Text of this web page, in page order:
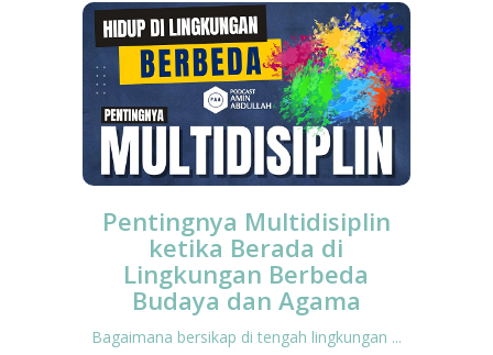
Pentingnya Multidisiplin
ketika Berada di
Lingkungan Berbeda
Budaya dan Agama
Bagaimana bersikap di tengah lingkungan ...